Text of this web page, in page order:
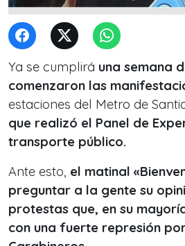
Ya se cumplirá una semana
comenzaron las
estaciones del Metro de
que realizó el Panel de
transporte público.
Ante esto, el matinal
preguntar a la gente su
protestas que, en su
con una fuerte represión